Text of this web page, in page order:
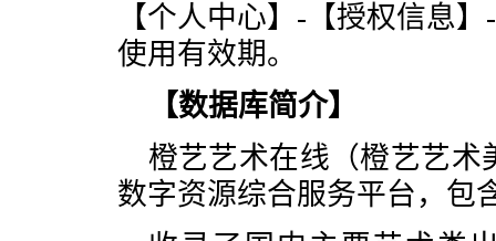
【个人中心】-【授权信息
使用有效期。
【数据库简介】
橙艺艺术在线（橙艺艺术
数字资源综合服务平台，包